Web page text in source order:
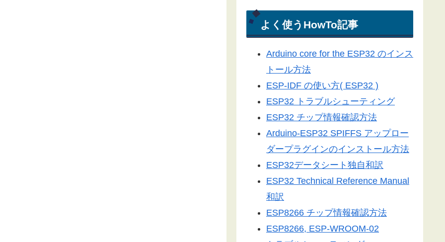
Arduino-ESP32
Arduino-ESP8266
LEDドットマトリックス
Server-Sent Events
スマートフォン
3Dプリンター
ライブラリ
工具／測定器
アプリ
ツール
便利グッズ
よく使うHowTo記事
Arduino core for the ESP32 のインス
トール方法
ESP-IDF の使い方( ESP32 )
ESP32 トラブルシューティング
ESP32 チップ情報確認方法
Arduino-ESP32 SPIFFS アップロー
ダープラグインのインストール方法
ESP32データシート独自和訳
ESP32 Technical Reference Manual
和訳
ESP8266 チップ情報確認方法
ESP8266, ESP-WROOM-02